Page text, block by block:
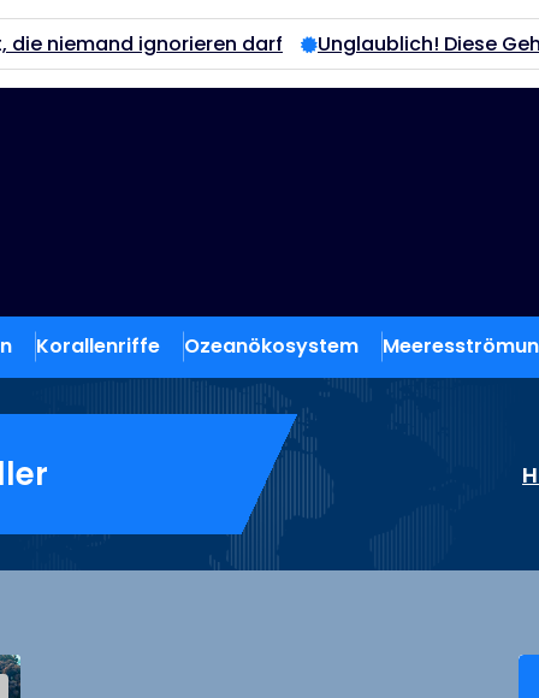
ignorieren darf Unglaublich! Diese Geheimnisse
Korallenriffe Ozeanökosystem